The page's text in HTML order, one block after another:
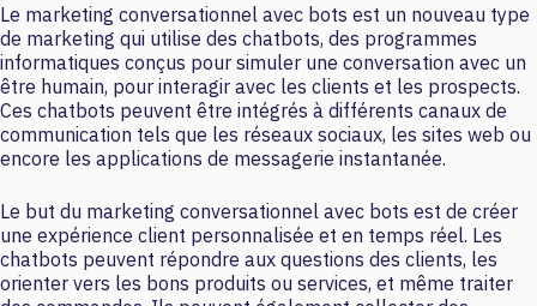
Le marketing conversationnel avec bots est un nouveau type
de marketing qui utilise des chatbots, des programmes
informatiques conçus pour simuler une conversation avec un
être humain, pour interagir avec les clients et les prospects.
Ces chatbots peuvent être intégrés à différents canaux de
communication tels que les réseaux sociaux, les sites web ou
encore les applications de messagerie instantanée.
Le but du marketing conversationnel avec bots est de créer
une expérience client personnalisée et en temps réel. Les
chatbots peuvent répondre aux questions des clients, les
orienter vers les bons produits ou services, et même traiter